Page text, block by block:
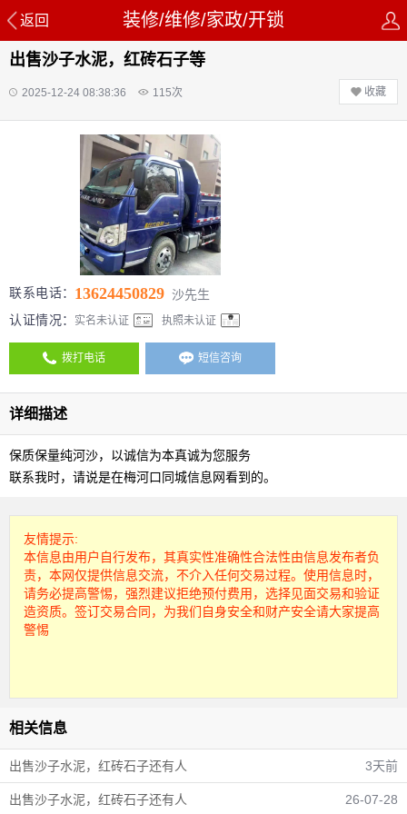
返回 装修/维修/家政/开锁
出售沙子水泥，红砖石子等
2025-12-24 08:38:36 115次 收藏
联系电话： 13624450829 沙先生
认证情况：
实名未认证 执照未认证
拨打电话 短信咨询
详细描述
保质保量纯河沙，以诚信为本真诚为您服务
联系我时，请说是在梅河口同城信息网看到的。
友情提示:
本信息由用户自行发布，其真实性准确性合法性由信息发布者负
责，本网仅提供信息交流，不介入任何交易过程。使用信息时，
请务必提高警惕，强烈建议拒绝预付费用，选择见面交易和验证
造资质。签订交易合同，为我们自身安全和财产安全请大家提高
警惕
相关信息
出售沙子水泥，红砖石子还有人 3天前
出售沙子水泥，红砖石子还有人 26-07-28